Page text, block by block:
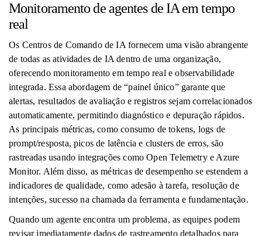
Monitoramento de agentes de IA em tempo
real
Os Centros de Comando de IA fornecem uma visão abrangente
de todas as atividades de IA dentro de uma organização,
oferecendo monitoramento em tempo real e observabilidade
integrada. Essa abordagem de “painel único” garante que
alertas, resultados de avaliação e registros sejam correlacionados
automaticamente, permitindo diagnóstico e depuração rápidos.
As principais métricas, como consumo de tokens, logs de
prompt/resposta, picos de latência e clusters de erros, são
rastreadas usando integrações como Open Telemetry e Azure
Monitor. Além disso, as métricas de desempenho se estendem a
indicadores de qualidade, como adesão à tarefa, resolução de
intenções, sucesso na chamada da ferramenta e fundamentação.
Quando um agente encontra um problema, as equipes podem
revisar imediatamente dados de rastreamento detalhados para